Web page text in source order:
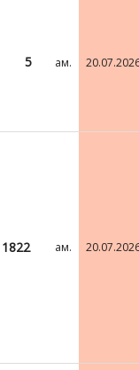
5 ам.
1822 ам.